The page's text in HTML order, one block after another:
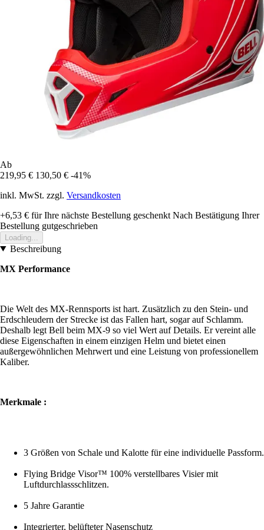
Ab
219,95 € 130,50 € -41%
inkl. MwSt. zzgl. Versandkosten
+6,53 € für Ihre nächste Bestellung geschenkt Nach Bestätigung Ihrer
Bestellung gutgeschrieben
Loading...
Beschreibung
MX Performance
Die Welt des MX-Rennsports ist hart. Zusätzlich zu den Stein- und
Erdschleudern der Strecke ist das Fallen hart, sogar auf Schlamm.
Deshalb legt Bell beim MX-9 so viel Wert auf Details. Er vereint alle
diese Eigenschaften in einem einzigen Helm und bietet einen
außergewöhnlichen Mehrwert und eine Leistung von professionellem
Kaliber.
Merkmale :
3 Größen von Schale und Kalotte für eine individuelle Passform.
Flying Bridge Visor™ 100% verstellbares Visier mit
Luftdurchlassschlitzen.
5 Jahre Garantie
Integrierter, belüfteter Nasenschutz